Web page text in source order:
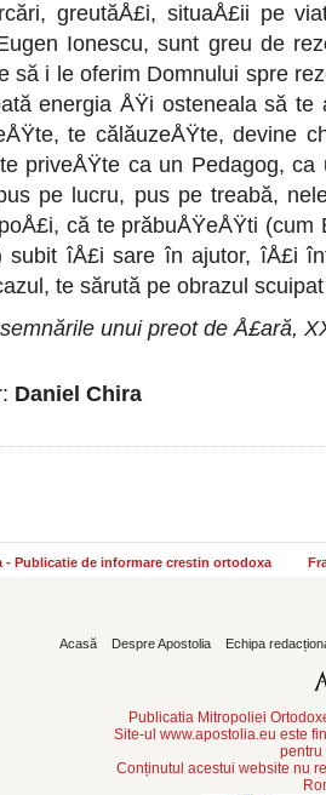
greutăÅ£i, situaÅ£ii pe
Ionescu, sunt greu de
să i le oferim Domnului spre
energia ÅŸi osteneala să te
te călăuzeÅŸte, devine
priveÅŸte ca un Pedagog, ca
pe lucru, pus pe treabă,
că te prăbuÅŸeÅŸti (cum
subit îÅ£i sare în ajutor, îÅ£i
te sărută pe obrazul
unui preot de Å£ară,
Daniel Chira
- Publicatie de informare crestin ortodoxa
Acasă Despre Apostolia Echipa
Publicatia Mitropoliei
Site-ul www.apostolia.eu este
pentru
Conținutul acestui website nu